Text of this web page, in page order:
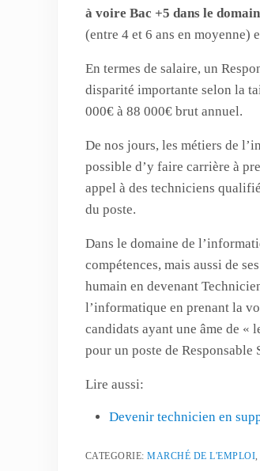
à voire Bac +5 dans le
(entre 4 et 6 ans en moyenne)
En termes de salaire, un
disparité importante selon la
000€ à 88 000€ brut annuel.
De nos jours, les métiers de
possible d’y faire carrière à
appel à des techniciens
du poste.
Dans le domaine de
compétences, mais aussi de
humain en devenant
l’informatique en prenant la
candidats ayant une âme de «
pour un poste de
Lire aussi:
Devenir technicien en
CATEGORIE:MARCHÉ DE L'EMPLOI